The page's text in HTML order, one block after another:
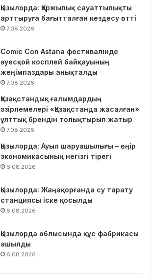
Қызылорда: Қаржылық сауаттылықты
арттыруға бағытталған кездесу өтті
7.08.2026
Comic Con Astana фестивалінде
әуесқой косплей байқауының
жеңімпаздары анықталды
7.08.2026
Қазақстандық ғалымдардың
әзірлемелері «Қазақстанда жасалған»
ұлттық брендін толықтырып жатыр
7.08.2026
Қызылорда: Ауыл шаруашылығы – өңір
экономикасының негізгі тірегі
6.08.2026
Қызылорда: Жаңақорғанда су тарату
станциясы іске қосылды
6.08.2026
Қызылорда облысында құс фабрикасы
ашылды
6.08.2026